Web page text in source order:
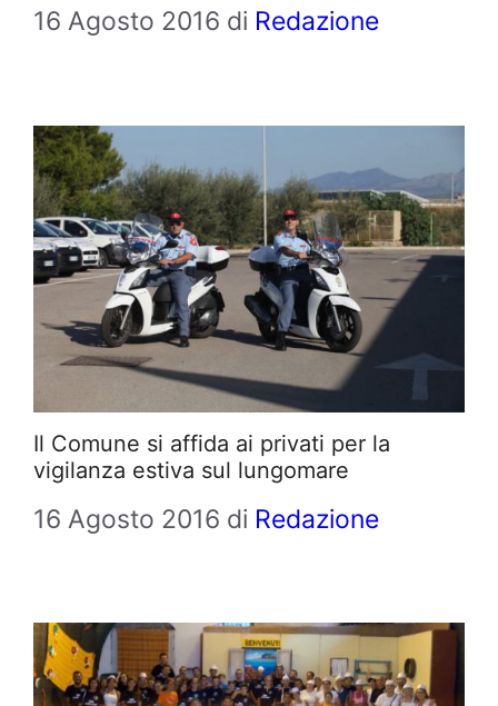
16 Agosto 2016 di Redazione
Il Comune si affida ai privati per la
vigilanza estiva sul lungomare
16 Agosto 2016 di Redazione